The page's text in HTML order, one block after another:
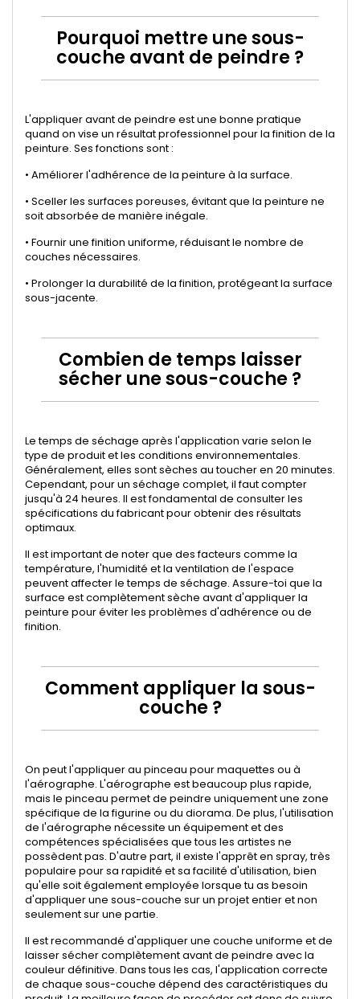
Pourquoi mettre une sous-
couche avant de peindre ?
L'appliquer avant de peindre est une bonne pratique
quand on vise un résultat professionnel pour la finition de la
peinture. Ses fonctions sont :
• Améliorer l'adhérence de la peinture à la surface.
• Sceller les surfaces poreuses, évitant que la peinture ne
soit absorbée de manière inégale.
• Fournir une finition uniforme, réduisant le nombre de
couches nécessaires.
• Prolonger la durabilité de la finition, protégeant la surface
sous-jacente.
Combien de temps laisser
sécher une sous-couche ?
Le temps de séchage après l'application varie selon le
type de produit et les conditions environnementales.
Généralement, elles sont sèches au toucher en 20 minutes.
Cependant, pour un séchage complet, il faut compter
jusqu'à 24 heures. Il est fondamental de consulter les
spécifications du fabricant pour obtenir des résultats
optimaux.
Il est important de noter que des facteurs comme la
température, l'humidité et la ventilation de l'espace
peuvent affecter le temps de séchage. Assure-toi que la
surface est complètement sèche avant d'appliquer la
peinture pour éviter les problèmes d'adhérence ou de
finition.
Comment appliquer la sous-
couche ?
On peut l'appliquer au pinceau pour maquettes ou à
l'aérographe. L'aérographe est beaucoup plus rapide,
mais le pinceau permet de peindre uniquement une zone
spécifique de la figurine ou du diorama. De plus, l'utilisation
de l'aérographe nécessite un équipement et des
compétences spécialisées que tous les artistes ne
possèdent pas. D'autre part, il existe l'apprêt en spray, très
populaire pour sa rapidité et sa facilité d'utilisation, bien
qu'elle soit également employée lorsque tu as besoin
d'appliquer une sous-couche sur un projet entier et non
seulement sur une partie.
Il est recommandé d'appliquer une couche uniforme et de
laisser sécher complètement avant de peindre avec la
couleur définitive. Dans tous les cas, l'application correcte
de chaque sous-couche dépend des caractéristiques du